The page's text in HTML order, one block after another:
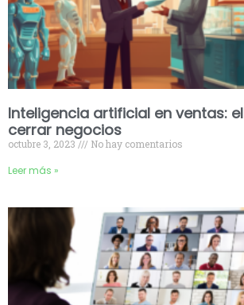
Inteligencia artificial en ventas:
cerrar negocios
octubre 3, 2023 No hay comentarios
Leer más »